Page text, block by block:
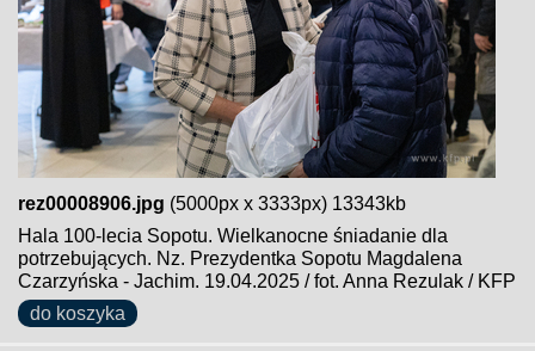
rez00008906.jpg (5000px x 3333px) 13343kb
Hala 100-lecia Sopotu. Wielkanocne śniadanie dla
potrzebujących. Nz. Prezydentka Sopotu Magdalena
Czarzyńska - Jachim. 19.04.2025 / fot. Anna Rezulak / KFP
do koszyka